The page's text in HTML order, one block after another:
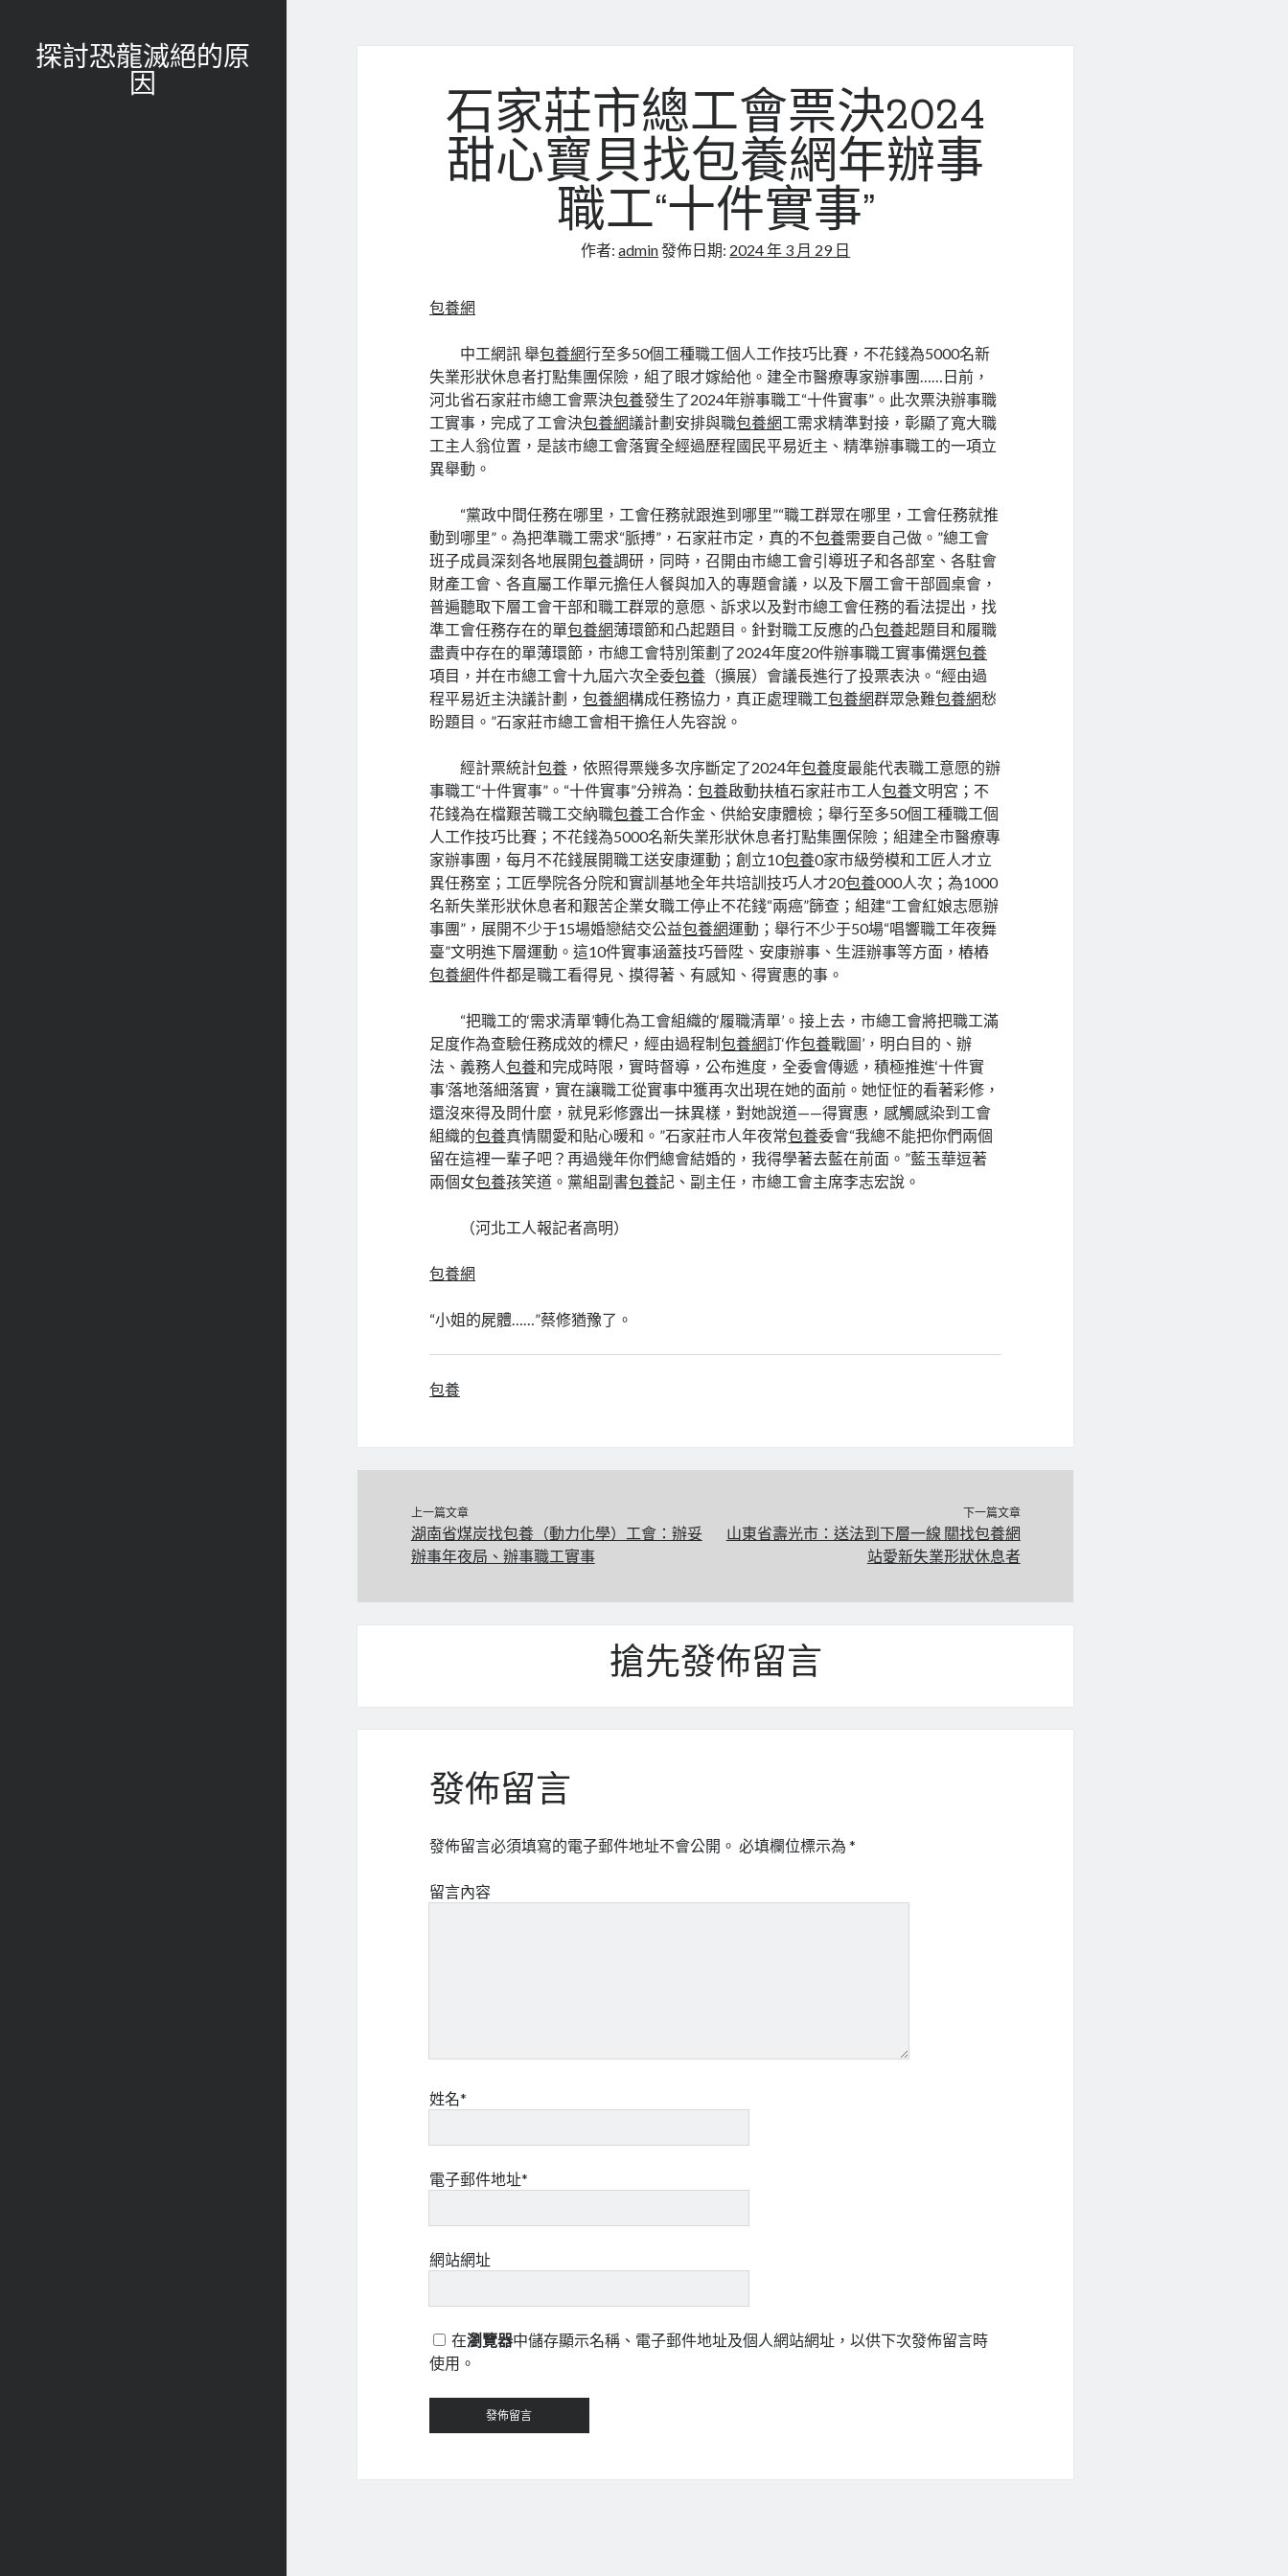
探討恐龍滅絕的原
因
石家莊市總工會票決2024
甜心寶貝找包養網年辦事
職工“十件實事”
作者:admin發佈日期: 2024 年 3 月 29 日
包養網
中工網訊 舉包養網行至多50個工種職工個人工作技巧比賽，不花錢為5000名新
失業形狀休息者打點集團保險，組了眼才嫁給他。建全市醫療專家辦事團……日前，
河北省石家莊市總工會票決包養發生了2024年辦事職工“十件實事”。此次票決辦事職
工實事，完成了工會決包養網議計劃安排與職包養網工需求精準對接，彰顯了寬大職
工主人翁位置，是該市總工會落實全經過歷程國民平易近主、精準辦事職工的一項立
異舉動。
“黨政中間任務在哪里，工會任務就跟進到哪里”“職工群眾在哪里，工會任務就推
動到哪里”。為把準職工需求“脈搏”，石家莊市定，真的不包養需要自己做。”總工會
班子成員深刻各地展開包養調研，同時，召開由市總工會引導班子和各部室、各駐會
財產工會、各直屬工作單元擔任人餐與加入的專題會議，以及下層工會干部圓桌會，
普遍聽取下層工會干部和職工群眾的意愿、訴求以及對市總工會任務的看法提出，找
準工會任務存在的單包養網薄環節和凸起題目。針對職工反應的凸包養起題目和履職
盡責中存在的單薄環節，市總工會特別策劃了2024年度20件辦事職工實事備選包養
項目，并在市總工會十九屆六次全委包養 （擴展）會議長進行了投票表決。“經由過
程平易近主決議計劃，包養網構成任務協力，真正處理職工包養網群眾急難包養網愁
盼題目。”石家莊市總工會相干擔任人先容說。
經計票統計包養 ，依照得票幾多次序斷定了2024年包養度最能代表職工意愿的辦
事職工“十件實事”。“十件實事”分辨為：包養啟動扶植石家莊市工人包養文明宮；不
花錢為在檔艱苦職工交納職包養工合作金、供給安康體檢；舉行至多50個工種職工個
人工作技巧比賽；不花錢為5000名新失業形狀休息者打點集團保險；組建全市醫療專
家辦事團，每月不花錢展開職工送安康運動；創立10包養0家市級勞模和工匠人才立
異任務室；工匠學院各分院和實訓基地全年共培訓技巧人才20包養000人次；為1000
名新失業形狀休息者和艱苦企業女職工停止不花錢“兩癌”篩查；組建“工會紅娘志愿辦
事團”，展開不少于15場婚戀結交公益包養網運動；舉行不少于50場“唱響職工年夜舞
臺”文明進下層運動。這10件實事涵蓋技巧晉陞、安康辦事、生涯辦事等方面，樁樁
包養網件件都是職工看得見、摸得著、有感知、得實惠的事。
“把職工的‘需求清單’轉化為工會組織的‘履職清單’。接上去，市總工會將把職工滿
足度作為查驗任務成效的標尺，經由過程制包養網訂‘作包養戰圖’，明白目的、辦
法、義務人包養和完成時限，實時督導，公布進度，全委會傳遞，積極推進‘十件實
事’落地落細落實，實在讓職工從實事中獲再次出現在她的面前。她怔怔的看著彩修，
還沒來得及問什麼，就見彩修露出一抹異樣，對她說道——得實惠，感觸感染到工會
組織的包養真情關愛和貼心暖和。”石家莊市人年夜常包養委會“我總不能把你們兩個
留在這裡一輩子吧？再過幾年你們總會結婚的，我得學著去藍在前面。”藍玉華逗著
兩個女包養孩笑道。黨組副書包養記、副主任，市總工會主席李志宏說。
（河北工人報記者高明）
包養網
“小姐的屍體……”蔡修猶豫了。
包養
上一篇文章
湖南省煤炭找包養（動力化學）工會：辦妥
辦事年夜局、辦事職工實事
下一篇文章
山東省壽光市：送法到下層一線 關找包養網
站愛新失業形狀休息者
搶先發佈留言
發佈留言
發佈留言必須填寫的電子郵件地址不會公開。 必填欄位標示為*
留言內容
姓名*
電子郵件地址*
網站網址
在瀏覽器中儲存顯示名稱、電子郵件地址及個人網站網址，以供下次發佈留言時
使用。